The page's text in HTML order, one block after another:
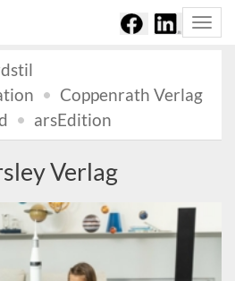
Coppenrath Verlag
arsEdition
Verlag